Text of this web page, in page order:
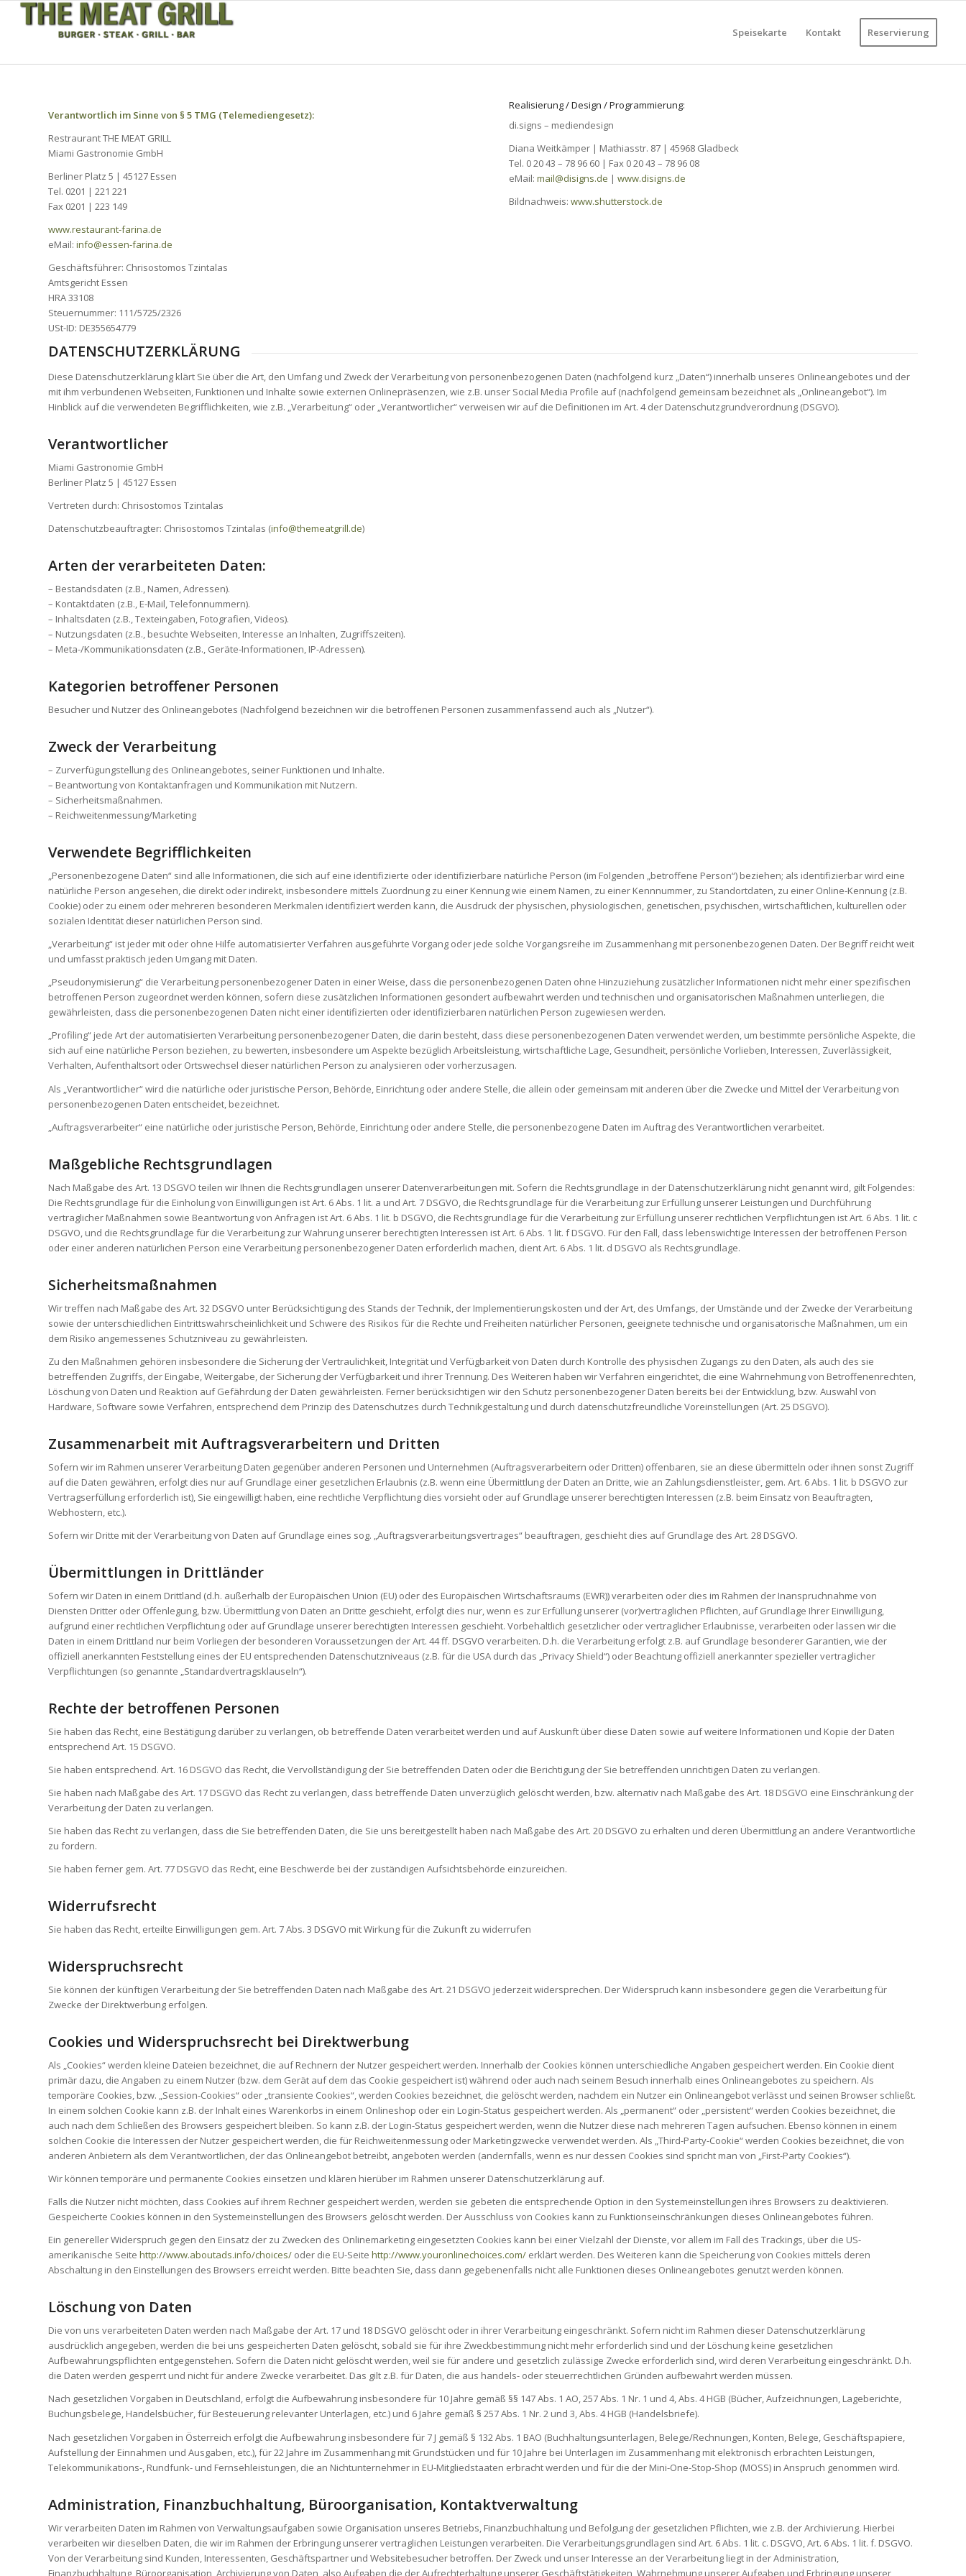
Speisekarte Kontakt Reservierung
Verantwortlich im Sinne von § 5 TMG (Telemediengesetz):
Restraurant THE MEAT GRILL
Miami Gastronomie GmbH
Berliner Platz 5 | 45127 Essen
Tel. 0201 | 221 221
Fax 0201 | 223 149
www.restaurant-farina.de
eMail: info@essen-farina.de
Geschäftsführer: Chrisostomos Tzintalas
Amtsgericht Essen
HRA 33108
Steuernummer: 111/5725/2326
USt-ID: DE355654779
Realisierung / Design / Programmierung:
di.signs – mediendesign
Diana Weitkämper | Mathiasstr. 87 | 45968 Gladbeck
Tel. 0 20 43 – 78 96 60 | Fax 0 20 43 – 78 96 08
eMail:mail@disigns.de |www.disigns.de
Bildnachweis:www.shutterstock.de
DATENSCHUTZERKLÄRUNG
Diese Datenschutzerklärung klärt Sie über die Art, den Umfang und Zweck der Verarbeitung von personenbezogenen Daten (nachfolgend kurz „Daten“) innerhalb unseres Onlineangebotes und der
mit ihm verbundenen Webseiten, Funktionen und Inhalte sowie externen Onlinepräsenzen, wie z.B. unser Social Media Profile auf (nachfolgend gemeinsam bezeichnet als „Onlineangebot“). Im
Hinblick auf die verwendeten Begrifflichkeiten, wie z.B. „Verarbeitung“ oder „Verantwortlicher“ verweisen wir auf die Definitionen im Art. 4 der Datenschutzgrundverordnung (DSGVO).
Verantwortlicher
Miami Gastronomie GmbH
Berliner Platz 5 | 45127 Essen
Vertreten durch: Chrisostomos Tzintalas
Datenschutzbeauftragter: Chrisostomos Tzintalas (info@themeatgrill.de)
Arten der verarbeiteten Daten:
– Bestandsdaten (z.B., Namen, Adressen).
– Kontaktdaten (z.B., E-Mail, Telefonnummern).
– Inhaltsdaten (z.B., Texteingaben, Fotografien, Videos).
– Nutzungsdaten (z.B., besuchte Webseiten, Interesse an Inhalten, Zugriffszeiten).
– Meta-/Kommunikationsdaten (z.B., Geräte-Informationen, IP-Adressen).
Kategorien betroffener Personen
Besucher und Nutzer des Onlineangebotes (Nachfolgend bezeichnen wir die betroffenen Personen zusammenfassend auch als „Nutzer“).
Zweck der Verarbeitung
– Zurverfügungstellung des Onlineangebotes, seiner Funktionen und Inhalte.
– Beantwortung von Kontaktanfragen und Kommunikation mit Nutzern.
– Sicherheitsmaßnahmen.
– Reichweitenmessung/Marketing
Verwendete Begrifflichkeiten
„Personenbezogene Daten“ sind alle Informationen, die sich auf eine identifizierte oder identifizierbare natürliche Person (im Folgenden „betroffene Person“) beziehen; als identifizierbar wird eine
natürliche Person angesehen, die direkt oder indirekt, insbesondere mittels Zuordnung zu einer Kennung wie einem Namen, zu einer Kennnummer, zu Standortdaten, zu einer Online-Kennung (z.B.
Cookie) oder zu einem oder mehreren besonderen Merkmalen identifiziert werden kann, die Ausdruck der physischen, physiologischen, genetischen, psychischen, wirtschaftlichen, kulturellen oder
sozialen Identität dieser natürlichen Person sind.
„Verarbeitung“ ist jeder mit oder ohne Hilfe automatisierter Verfahren ausgeführte Vorgang oder jede solche Vorgangsreihe im Zusammenhang mit personenbezogenen Daten. Der Begriff reicht weit
und umfasst praktisch jeden Umgang mit Daten.
„Pseudonymisierung“ die Verarbeitung personenbezogener Daten in einer Weise, dass die personenbezogenen Daten ohne Hinzuziehung zusätzlicher Informationen nicht mehr einer spezifischen
betroffenen Person zugeordnet werden können, sofern diese zusätzlichen Informationen gesondert aufbewahrt werden und technischen und organisatorischen Maßnahmen unterliegen, die
gewährleisten, dass die personenbezogenen Daten nicht einer identifizierten oder identifizierbaren natürlichen Person zugewiesen werden.
„Profiling“ jede Art der automatisierten Verarbeitung personenbezogener Daten, die darin besteht, dass diese personenbezogenen Daten verwendet werden, um bestimmte persönliche Aspekte, die
sich auf eine natürliche Person beziehen, zu bewerten, insbesondere um Aspekte bezüglich Arbeitsleistung, wirtschaftliche Lage, Gesundheit, persönliche Vorlieben, Interessen, Zuverlässigkeit,
Verhalten, Aufenthaltsort oder Ortswechsel dieser natürlichen Person zu analysieren oder vorherzusagen.
Als „Verantwortlicher“ wird die natürliche oder juristische Person, Behörde, Einrichtung oder andere Stelle, die allein oder gemeinsam mit anderen über die Zwecke und Mittel der Verarbeitung von
personenbezogenen Daten entscheidet, bezeichnet.
„Auftragsverarbeiter“ eine natürliche oder juristische Person, Behörde, Einrichtung oder andere Stelle, die personenbezogene Daten im Auftrag des Verantwortlichen verarbeitet.
Maßgebliche Rechtsgrundlagen
Nach Maßgabe des Art. 13 DSGVO teilen wir Ihnen die Rechtsgrundlagen unserer Datenverarbeitungen mit. Sofern die Rechtsgrundlage in der Datenschutzerklärung nicht genannt wird, gilt Folgendes:
Die Rechtsgrundlage für die Einholung von Einwilligungen ist Art. 6 Abs. 1 lit. a und Art. 7 DSGVO, die Rechtsgrundlage für die Verarbeitung zur Erfüllung unserer Leistungen und Durchführung
vertraglicher Maßnahmen sowie Beantwortung von Anfragen ist Art. 6 Abs. 1 lit. b DSGVO, die Rechtsgrundlage für die Verarbeitung zur Erfüllung unserer rechtlichen Verpflichtungen ist Art. 6 Abs. 1 lit. c
DSGVO, und die Rechtsgrundlage für die Verarbeitung zur Wahrung unserer berechtigten Interessen ist Art. 6 Abs. 1 lit. f DSGVO. Für den Fall, dass lebenswichtige Interessen der betroffenen Person
oder einer anderen natürlichen Person eine Verarbeitung personenbezogener Daten erforderlich machen, dient Art. 6 Abs. 1 lit. d DSGVO als Rechtsgrundlage.
Sicherheitsmaßnahmen
Wir treffen nach Maßgabe des Art. 32 DSGVO unter Berücksichtigung des Stands der Technik, der Implementierungskosten und der Art, des Umfangs, der Umstände und der Zwecke der Verarbeitung
sowie der unterschiedlichen Eintrittswahrscheinlichkeit und Schwere des Risikos für die Rechte und Freiheiten natürlicher Personen, geeignete technische und organisatorische Maßnahmen, um ein
dem Risiko angemessenes Schutzniveau zu gewährleisten.
Zu den Maßnahmen gehören insbesondere die Sicherung der Vertraulichkeit, Integrität und Verfügbarkeit von Daten durch Kontrolle des physischen Zugangs zu den Daten, als auch des sie
betreffenden Zugriffs, der Eingabe, Weitergabe, der Sicherung der Verfügbarkeit und ihrer Trennung. Des Weiteren haben wir Verfahren eingerichtet, die eine Wahrnehmung von Betroffenenrechten,
Löschung von Daten und Reaktion auf Gefährdung der Daten gewährleisten. Ferner berücksichtigen wir den Schutz personenbezogener Daten bereits bei der Entwicklung, bzw. Auswahl von
Hardware, Software sowie Verfahren, entsprechend dem Prinzip des Datenschutzes durch Technikgestaltung und durch datenschutzfreundliche Voreinstellungen (Art. 25 DSGVO).
Zusammenarbeit mit Auftragsverarbeitern und Dritten
Sofern wir im Rahmen unserer Verarbeitung Daten gegenüber anderen Personen und Unternehmen (Auftragsverarbeitern oder Dritten) offenbaren, sie an diese übermitteln oder ihnen sonst Zugriff
auf die Daten gewähren, erfolgt dies nur auf Grundlage einer gesetzlichen Erlaubnis (z.B. wenn eine Übermittlung der Daten an Dritte, wie an Zahlungsdienstleister, gem. Art. 6 Abs. 1 lit. b DSGVO zur
Vertragserfüllung erforderlich ist), Sie eingewilligt haben, eine rechtliche Verpflichtung dies vorsieht oder auf Grundlage unserer berechtigten Interessen (z.B. beim Einsatz von Beauftragten,
Webhostern, etc.).
Sofern wir Dritte mit der Verarbeitung von Daten auf Grundlage eines sog. „Auftragsverarbeitungsvertrages“ beauftragen, geschieht dies auf Grundlage des Art. 28 DSGVO.
Übermittlungen in Drittländer
Sofern wir Daten in einem Drittland (d.h. außerhalb der Europäischen Union (EU) oder des Europäischen Wirtschaftsraums (EWR)) verarbeiten oder dies im Rahmen der Inanspruchnahme von
Diensten Dritter oder Offenlegung, bzw. Übermittlung von Daten an Dritte geschieht, erfolgt dies nur, wenn es zur Erfüllung unserer (vor)vertraglichen Pflichten, auf Grundlage Ihrer Einwilligung,
aufgrund einer rechtlichen Verpflichtung oder auf Grundlage unserer berechtigten Interessen geschieht. Vorbehaltlich gesetzlicher oder vertraglicher Erlaubnisse, verarbeiten oder lassen wir die
Daten in einem Drittland nur beim Vorliegen der besonderen Voraussetzungen der Art. 44 ff. DSGVO verarbeiten. D.h. die Verarbeitung erfolgt z.B. auf Grundlage besonderer Garantien, wie der
offiziell anerkannten Feststellung eines der EU entsprechenden Datenschutzniveaus (z.B. für die USA durch das „Privacy Shield“) oder Beachtung offiziell anerkannter spezieller vertraglicher
Verpflichtungen (so genannte „Standardvertragsklauseln“).
Rechte der betroffenen Personen
Sie haben das Recht, eine Bestätigung darüber zu verlangen, ob betreffende Daten verarbeitet werden und auf Auskunft über diese Daten sowie auf weitere Informationen und Kopie der Daten
entsprechend Art. 15 DSGVO.
Sie haben entsprechend. Art. 16 DSGVO das Recht, die Vervollständigung der Sie betreffenden Daten oder die Berichtigung der Sie betreffenden unrichtigen Daten zu verlangen.
Sie haben nach Maßgabe des Art. 17 DSGVO das Recht zu verlangen, dass betreffende Daten unverzüglich gelöscht werden, bzw. alternativ nach Maßgabe des Art. 18 DSGVO eine Einschränkung der
Verarbeitung der Daten zu verlangen.
Sie haben das Recht zu verlangen, dass die Sie betreffenden Daten, die Sie uns bereitgestellt haben nach Maßgabe des Art. 20 DSGVO zu erhalten und deren Übermittlung an andere Verantwortliche
zu fordern.
Sie haben ferner gem. Art. 77 DSGVO das Recht, eine Beschwerde bei der zuständigen Aufsichtsbehörde einzureichen.
Widerrufsrecht
Sie haben das Recht, erteilte Einwilligungen gem. Art. 7 Abs. 3 DSGVO mit Wirkung für die Zukunft zu widerrufen
Widerspruchsrecht
Sie können der künftigen Verarbeitung der Sie betreffenden Daten nach Maßgabe des Art. 21 DSGVO jederzeit widersprechen. Der Widerspruch kann insbesondere gegen die Verarbeitung für
Zwecke der Direktwerbung erfolgen.
Cookies und Widerspruchsrecht bei Direktwerbung
Als „Cookies“ werden kleine Dateien bezeichnet, die auf Rechnern der Nutzer gespeichert werden. Innerhalb der Cookies können unterschiedliche Angaben gespeichert werden. Ein Cookie dient
primär dazu, die Angaben zu einem Nutzer (bzw. dem Gerät auf dem das Cookie gespeichert ist) während oder auch nach seinem Besuch innerhalb eines Onlineangebotes zu speichern. Als
temporäre Cookies, bzw. „Session-Cookies“ oder „transiente Cookies“, werden Cookies bezeichnet, die gelöscht werden, nachdem ein Nutzer ein Onlineangebot verlässt und seinen Browser schließt.
In einem solchen Cookie kann z.B. der Inhalt eines Warenkorbs in einem Onlineshop oder ein Login-Status gespeichert werden. Als „permanent“ oder „persistent“ werden Cookies bezeichnet, die
auch nach dem Schließen des Browsers gespeichert bleiben. So kann z.B. der Login-Status gespeichert werden, wenn die Nutzer diese nach mehreren Tagen aufsuchen. Ebenso können in einem
solchen Cookie die Interessen der Nutzer gespeichert werden, die für Reichweitenmessung oder Marketingzwecke verwendet werden. Als „Third-Party-Cookie“ werden Cookies bezeichnet, die von
anderen Anbietern als dem Verantwortlichen, der das Onlineangebot betreibt, angeboten werden (andernfalls, wenn es nur dessen Cookies sind spricht man von „First-Party Cookies“).
Wir können temporäre und permanente Cookies einsetzen und klären hierüber im Rahmen unserer Datenschutzerklärung auf.
Falls die Nutzer nicht möchten, dass Cookies auf ihrem Rechner gespeichert werden, werden sie gebeten die entsprechende Option in den Systemeinstellungen ihres Browsers zu deaktivieren.
Gespeicherte Cookies können in den Systemeinstellungen des Browsers gelöscht werden. Der Ausschluss von Cookies kann zu Funktionseinschränkungen dieses Onlineangebotes führen.
Ein genereller Widerspruch gegen den Einsatz der zu Zwecken des Onlinemarketing eingesetzten Cookies kann bei einer Vielzahl der Dienste, vor allem im Fall des Trackings, über die US-
amerikanische Seite http://www.aboutads.info/choices/ oder die EU-Seite http://www.youronlinechoices.com/ erklärt werden. Des Weiteren kann die Speicherung von Cookies mittels deren
Abschaltung in den Einstellungen des Browsers erreicht werden. Bitte beachten Sie, dass dann gegebenenfalls nicht alle Funktionen dieses Onlineangebotes genutzt werden können.
Löschung von Daten
Die von uns verarbeiteten Daten werden nach Maßgabe der Art. 17 und 18 DSGVO gelöscht oder in ihrer Verarbeitung eingeschränkt. Sofern nicht im Rahmen dieser Datenschutzerklärung
ausdrücklich angegeben, werden die bei uns gespeicherten Daten gelöscht, sobald sie für ihre Zweckbestimmung nicht mehr erforderlich sind und der Löschung keine gesetzlichen
Aufbewahrungspflichten entgegenstehen. Sofern die Daten nicht gelöscht werden, weil sie für andere und gesetzlich zulässige Zwecke erforderlich sind, wird deren Verarbeitung eingeschränkt. D.h.
die Daten werden gesperrt und nicht für andere Zwecke verarbeitet. Das gilt z.B. für Daten, die aus handels- oder steuerrechtlichen Gründen aufbewahrt werden müssen.
Nach gesetzlichen Vorgaben in Deutschland, erfolgt die Aufbewahrung insbesondere für 10 Jahre gemäß §§ 147 Abs. 1 AO, 257 Abs. 1 Nr. 1 und 4, Abs. 4 HGB (Bücher, Aufzeichnungen, Lageberichte,
Buchungsbelege, Handelsbücher, für Besteuerung relevanter Unterlagen, etc.) und 6 Jahre gemäß § 257 Abs. 1 Nr. 2 und 3, Abs. 4 HGB (Handelsbriefe).
Nach gesetzlichen Vorgaben in Österreich erfolgt die Aufbewahrung insbesondere für 7 J gemäß § 132 Abs. 1 BAO (Buchhaltungsunterlagen, Belege/Rechnungen, Konten, Belege, Geschäftspapiere,
Aufstellung der Einnahmen und Ausgaben, etc.), für 22 Jahre im Zusammenhang mit Grundstücken und für 10 Jahre bei Unterlagen im Zusammenhang mit elektronisch erbrachten Leistungen,
Telekommunikations-, Rundfunk- und Fernsehleistungen, die an Nichtunternehmer in EU-Mitgliedstaaten erbracht werden und für die der Mini-One-Stop-Shop (MOSS) in Anspruch genommen wird.
Administration, Finanzbuchhaltung, Büroorganisation, Kontaktverwaltung
Wir verarbeiten Daten im Rahmen von Verwaltungsaufgaben sowie Organisation unseres Betriebs, Finanzbuchhaltung und Befolgung der gesetzlichen Pflichten, wie z.B. der Archivierung. Hierbei
verarbeiten wir dieselben Daten, die wir im Rahmen der Erbringung unserer vertraglichen Leistungen verarbeiten. Die Verarbeitungsgrundlagen sind Art. 6 Abs. 1 lit. c. DSGVO, Art. 6 Abs. 1 lit. f. DSGVO.
Von der Verarbeitung sind Kunden, Interessenten, Geschäftspartner und Websitebesucher betroffen. Der Zweck und unser Interesse an der Verarbeitung liegt in der Administration,
Finanzbuchhaltung, Büroorganisation, Archivierung von Daten, also Aufgaben die der Aufrechterhaltung unserer Geschäftstätigkeiten, Wahrnehmung unserer Aufgaben und Erbringung unserer